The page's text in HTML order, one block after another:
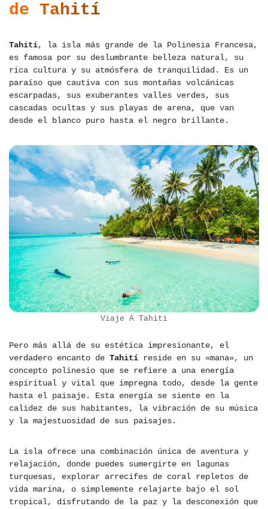
de Tahití
Tahití, la isla más grande de la Polinesia Francesa,
es famosa por su deslumbrante belleza natural, su
rica cultura y su atmósfera de tranquilidad. Es un
paraíso que cautiva con sus montañas volcánicas
escarpadas, sus exuberantes valles verdes, sus
cascadas ocultas y sus playas de arena, que van
desde el blanco puro hasta el negro brillante.
Viaje A Tahiti
Pero más allá de su estética impresionante, el
verdadero encanto de Tahití reside en su «mana», un
concepto polinesio que se refiere a una energía
espiritual y vital que impregna todo, desde la gente
hasta el paisaje. Esta energía se siente en la
calidez de sus habitantes, la vibración de su música
y la majestuosidad de sus paisajes.
La isla ofrece una combinación única de aventura y
relajación, donde puedes sumergirte en lagunas
turquesas, explorar arrecifes de coral repletos de
vida marina, o simplemente relajarte bajo el sol
tropical, disfrutando de la paz y la desconexión que